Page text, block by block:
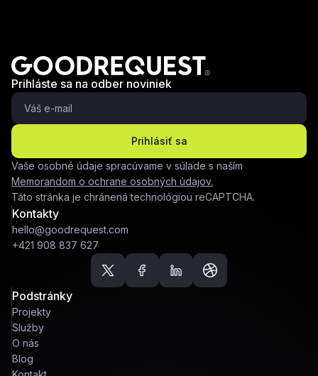
Prihláste sa na odber noviniek
Prihlásiť sa
Vaše osobné údaje spracúvame v súlade s naším
Memorandom o ochrane osobných údajov.
Táto stránka je chránená technológiou reCAPTCHA.
Kontakty
hello@goodrequest.com
+421 908 837 627
Podstránky
Projekty
Služby
O nás
Blog